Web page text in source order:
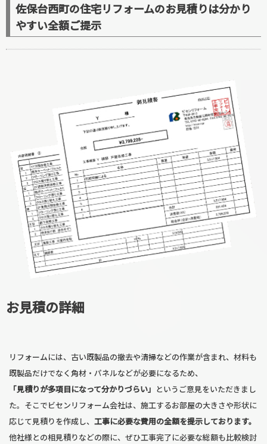
佐保台西町の住宅リフォームのお見積りは分かり
やすい全額ご提示
お見積の詳細
リフォームには、古い既製品の撤去や清掃などの作業が含まれ、材料も
既製品だけでなく角材・パネルなどが必要になるため、
「見積りが多項目になって分かりづらい」 というご意見をいただきまし
た。そこでビセンリフォーム会社は、施工するお部屋の大きさや形状に
応じて見積りを作成し、 工事に必要な費用の全額を提示しております。
他社様との相見積りなどの際に、ぜひ工事完了に必要な総額も比較検討